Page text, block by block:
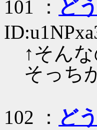
101 ： ど
↑そん
そっち
102 ： ど